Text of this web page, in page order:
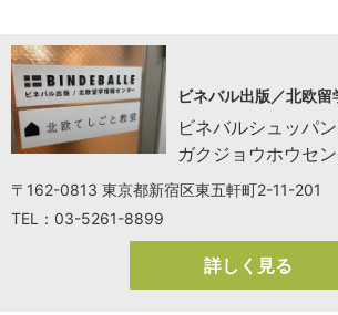
ビネバル出版／北欧
ビネバルシュッパ
ガクジョウホウセ
〒162-0813 東京都新宿区東五軒町2-11-201
TEL：03-5261-8899
詳しく見る